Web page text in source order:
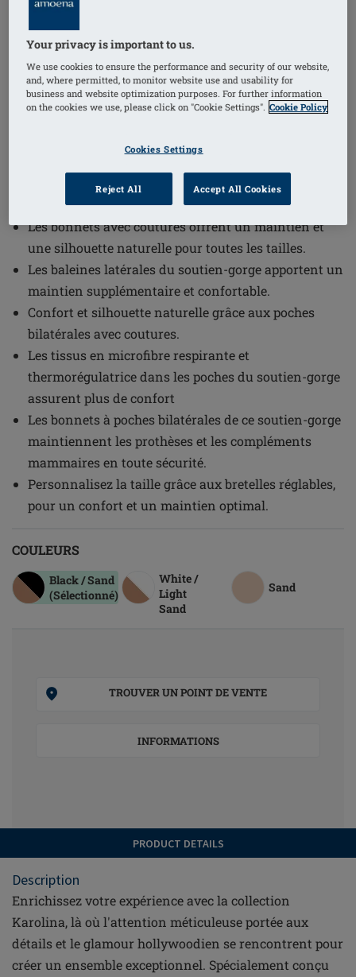
1/4
avec armatures pour un ajustement confortable et
structuré.
Les bonnets avec coutures offrent un maintien et
une silhouette naturelle pour toutes les tailles.
Les baleines latérales du soutien-gorge apportent un
maintien supplémentaire et confortable.
Confort et silhouette naturelle grâce aux poches
bilatérales avec coutures.
Les tissus en microfibre respirante et
thermorégulatrice dans les poches du soutien-gorge
assurent plus de confort
Les bonnets à poches bilatérales de ce soutien-gorge
maintiennent les prothèses et les compléments
mammaires en toute sécurité.
Personnalisez la taille grâce aux bretelles réglables,
pour un confort et un maintien optimal.
COULEURS
Black / Sand
(Sélectionné)
White /
Light
Sand
Sand
TROUVER UN POINT DE VENTE
INFORMATIONS
PRODUCT DETAILS
Description
Enrichissez votre expérience avec la collection
Karolina, là où l'attention méticuleuse portée aux
détails et le glamour hollywoodien se rencontrent pour
créer un ensemble exceptionnel. Spécialement conçu
Your privacy is important to us.
We use cookies to ensure the performance and security of our website,
and, where permitted, to monitor website use and usability for
business and website optimization purposes. For further information
on the cookies we use, please click on "Cookie Settings". Cookie Policy
Cookies Settings
Reject All Accept All Cookies